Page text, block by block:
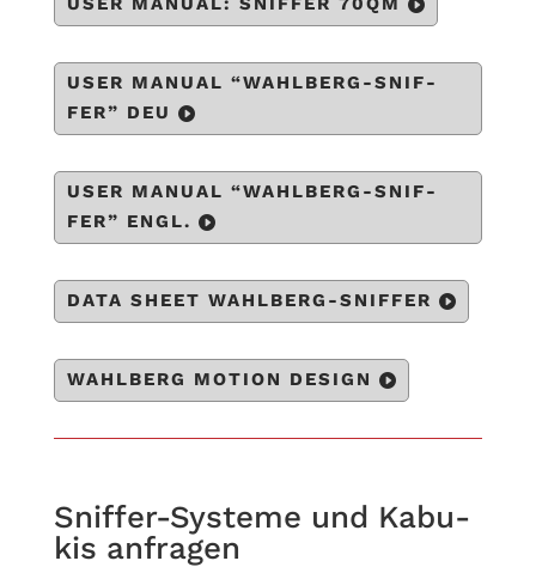
USER MANUAL “WAHL­BERG-SNIF­
FER” DEU
USER MANUAL “WAHL­BERG-SNIF­
FER” ENGL.
DATA SHEET WAHLBERG-SNIFFER
WAHL­BERG MOTION DESIGN
Snif­fer-Sys­teme und Kabu­
kis anfragen